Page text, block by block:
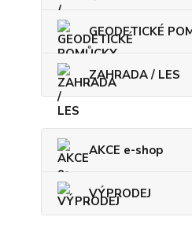
GEODETICKÉ
ZAHRADA / LES
AKCE e-shop
VÝPRODEJ